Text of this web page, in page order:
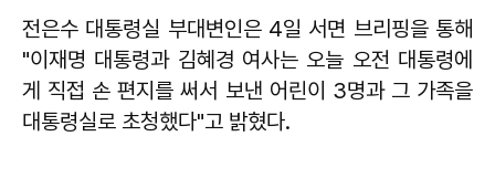
전은수 대통령실 부대변인은 4일 서면 브리핑을 통해
"이재명 대통령과 김혜경 여사는 오늘 오전 대통령에
게 직접 손 편지를 써서 보낸 어린이 3명과 그 가족을
대통령실로 초청했다"고 밝혔다.